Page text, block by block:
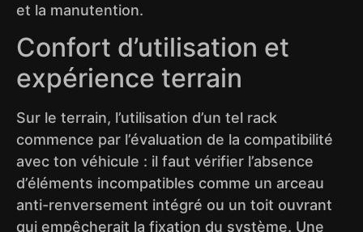
et la manutention.
Confort d’utilisation et
expérience terrain
Sur le terrain, l’utilisation d’un tel rack
commence par l’évaluation de la compatibilité
avec ton véhicule : il faut vérifier l’absence
d’éléments incompatibles comme un arceau
anti-renversement intégré ou un toit ouvrant
qui empêcherait la fixation du système. Une